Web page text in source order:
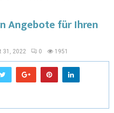
Angebote für Ihren
31, 2022 0 1951